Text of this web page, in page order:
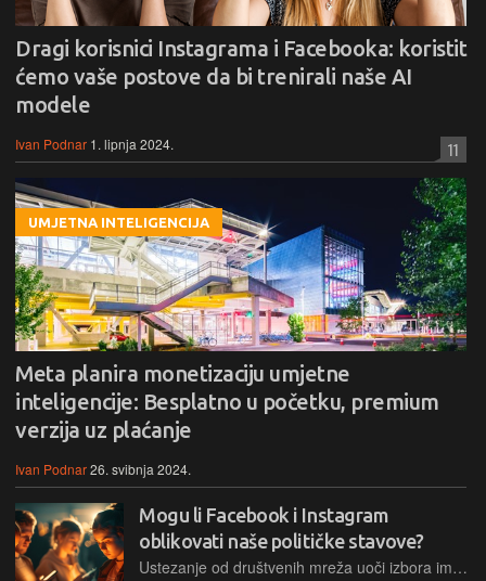
Dragi korisnici Instagrama i Facebooka: koristit
ćemo vaše postove da bi trenirali naše AI
modele
Ivan Podnar 1. lipnja 2024. 11
UMJETNA INTELIGENCIJA
Meta planira monetizaciju umjetne
inteligencije: Besplatno u početku, premium
verzija uz plaćanje
Ivan Podnar26. svibnja 2024.
Mogu li Facebook i Instagram
oblikovati naše političke stavove?
Ustezanje od društvenih mreža uoči izbora ima mali ili nikakav učinak na politička stajališta ljudi, njihova mišljenja o drugoj strani ili uvjerenost o izbornoj prevari